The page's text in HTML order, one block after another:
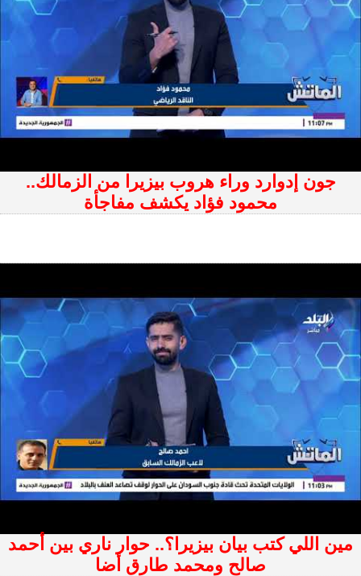
جون إدوارد وراء هروب بيزيرا من الزمالك..
محمود فؤاد يكشف مفاجأة
مين اللي كتب بيان بيزيرا؟.. حوار ناري بين أحمد
صالح ومحمد طارق أضا